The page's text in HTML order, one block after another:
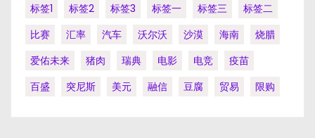
标签1
标签2 标签3 标签一 标签三
标签二
比赛
汇率 汽车 沃尔沃 沙漠 海南
烧腊
爱佑未来
猪肉 瑞典 电影 电竞
疫苗
百盛
突尼斯 美元 融信 豆腐 贸易 限购